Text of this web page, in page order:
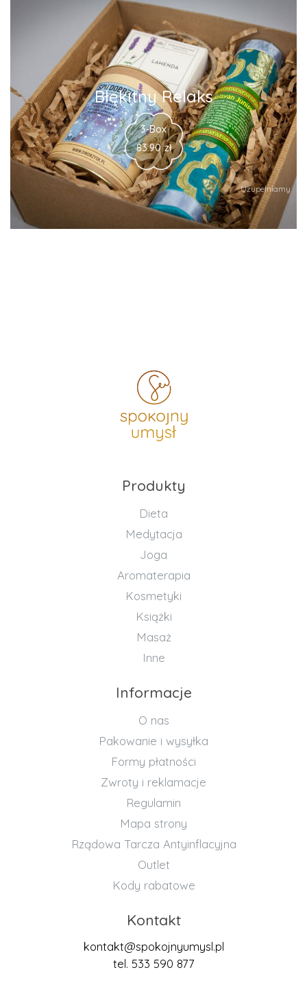
Uzupełniamy
Błękitny Relaks
3-Box
83.90 zł
Produkty
Dieta
Medytacja
Joga
Aromaterapia
Kosmetyki
Książki
Masaż
Inne
Informacje
O nas
Pakowanie i wysyłka
Formy płatności
Zwroty i reklamacje
Regulamin
Mapa strony
Rządowa Tarcza Antyinflacyjna
Outlet
Kody rabatowe
Kontakt
kontakt@spokojnyumysl.pl
tel. 533 590 877